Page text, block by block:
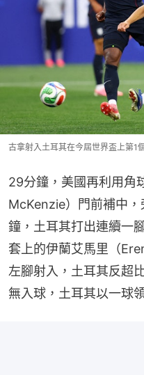
古拿射入土耳其在今屆世界盃上第1
29分鐘，美國再利用角
McKenzie）門前補中
鐘，土耳其打出連續一
套上的伊蘭艾馬里（
左腳射入，土耳其反超
無入球，土耳其以一球